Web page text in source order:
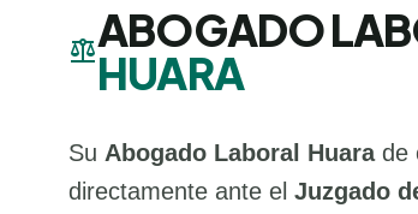
balanceABOGADO
HUARA
Su Abogado Laboral Huarade
directamente ante elJuzgado